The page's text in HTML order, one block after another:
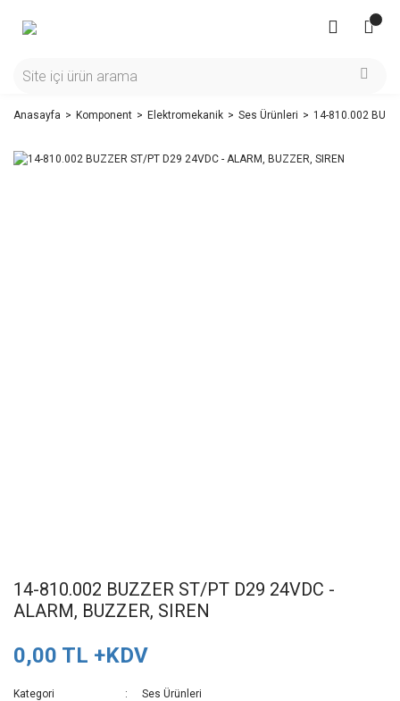
Anasayfa Komponent Elektromekanik Ses Ürünleri 14-810.002
14-810.002 BUZZER ST/PT D29 24VDC -
ALARM, BUZZER, SIREN
0,00 TL +KDV
Kategori
Ses Ürünleri